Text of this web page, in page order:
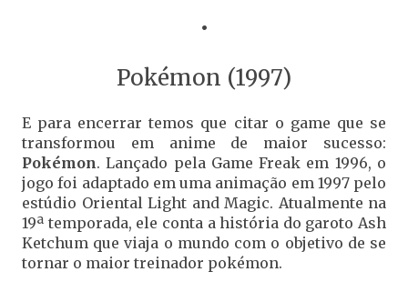
•
Pokémon (1997)
E para encerrar temos que citar o game que se
transformou em anime de maior sucesso:
Pokémon. Lançado pela Game Freak em 1996, o
jogo foi adaptado em uma animação em 1997 pelo
estúdio Oriental Light and Magic. Atualmente na
19ª temporada, ele conta a história do garoto Ash
Ketchum que viaja o mundo com o objetivo de se
tornar o maior treinador pokémon.